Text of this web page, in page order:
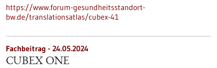
https://www.forum-gesundheitsstandort-
bw.de/translationsatlas/cubex-41
Fachbeitrag - 24.05.2024
CUBEX ONE